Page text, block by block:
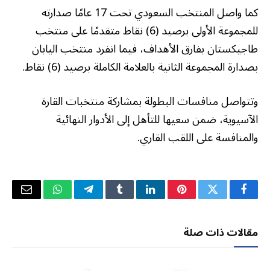
كما واصل المنتخب السعودي تحت 17 عامًا صدارته
للمجموعة الأولى برصيد (6) نقاط متقدمًا على منتخب
طاجيكستان بفارق الأهداف، فيما انفرد منتخب اليابان
بصدارة المجموعة الثانية بالعلامة الكاملة برصيد (6) نقاط.
وتتواصل منافسات البطولة بمشاركة منتخبات القارة
الآسيوية، ضمن سعيها للتأهل إلى الأدوار النهائية
والمنافسة على اللقب القاري.
فيسبوكتويتر بينتيريستلينكدإنTumblrتيلقرامواتسابالبريد
مقالات ذات صلة